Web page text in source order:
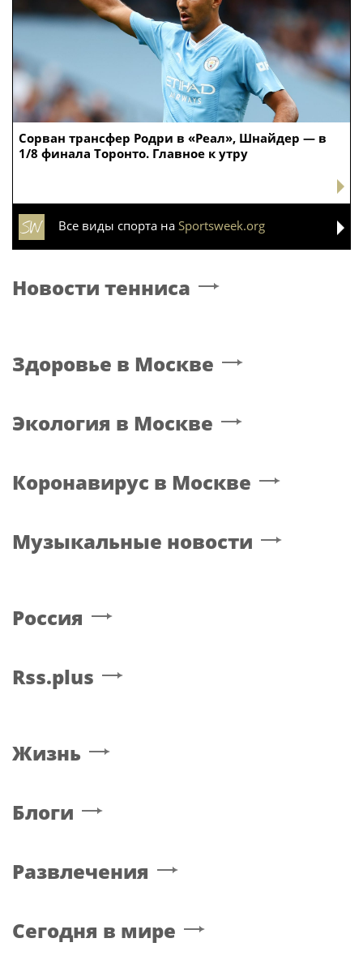
Сорван трансфер Родри в «Реал», Шнайдер — в
1/8 финала Торонто. Главное к утру
Все виды спорта на Sportsweek.org
Новости тенниса
Здоровье в Москве
Экология в Москве
Коронавирус в Москве
Музыкальные новости
Россия
Rss.plus
Жизнь
Блоги
Развлечения
Сегодня в мире